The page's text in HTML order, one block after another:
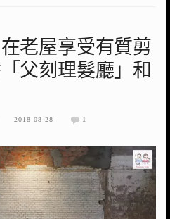
老屋享受有質剪
父刻理髮廳」和
2018-08-28 1